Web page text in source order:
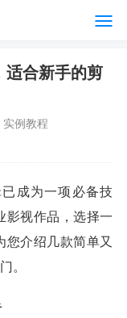
适合新手的剪
实例教程
成为一项必备技
影视作品，选择一
介绍几款简单又
。